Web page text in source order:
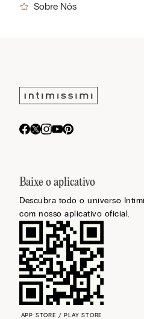
Sobre Nós
Baixe o aplicativo
Descubra todo o universo
com nosso aplicativo oficial.
APP STORE / PLAY STORE